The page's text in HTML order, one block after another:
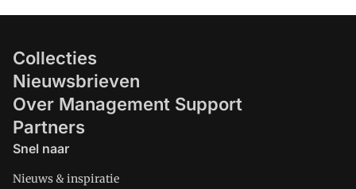
Collecties
Nieuwsbrieven
Over Management Support
Partners
Snel naar
Nieuws & inspiratie